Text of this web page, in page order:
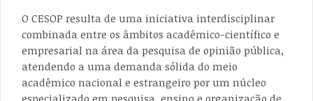
O CESOP resulta de uma iniciativa interdisciplinar
combinada entre os âmbitos acadêmico-científico e
empresarial na área da pesquisa de opinião pública,
atendendo a uma demanda sólida do meio
acadêmico nacional e estrangeiro por um núcleo
especializado em pesquisa, ensino e organização de